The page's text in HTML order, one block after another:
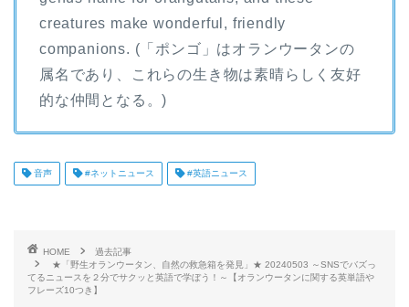
creatures make wonderful, friendly
companions. (「ポンゴ」はオランウータンの
属名であり、これらの生き物は素晴らしく友好
的な仲間となる。)
音声 #ネットニュース #英語ニュース
HOME
過去記事
★「野生オランウータン、自然の救急箱を発見」★ 20240503 ～SNSでバズっ
てるニュースを２分でサクッと英語で学ぼう！～【オランウータンに関する英単語や
フレーズ10つき】